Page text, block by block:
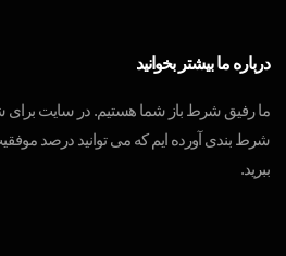
درباره ما بیشتر بخوانید
ما رفیق شرط باز شما هستیم. در سایت برای
شرط بندی آورده ایم که می توانید درصد موفقیت
ببرید.